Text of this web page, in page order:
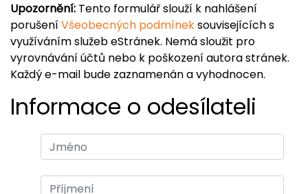
Upozornění: Tento formulář slouží k nahlášení
porušeníVšeobecných podmíneksouvisejících s
využíváním služeb eStránek. Nemá sloužit pro
vyrovnávání účtů nebo k poškození autora stránek.
Každý e-mail bude zaznamenán a vyhodnocen.
Informace o odesílateli